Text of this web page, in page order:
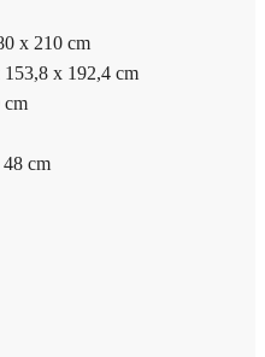
x 210 cm
x 192,4 cm
cm
cm